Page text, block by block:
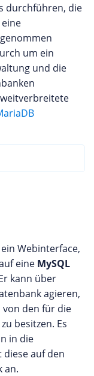
durchführen, die
um ein
und die
Webinterface,
eine MySQL
kann über
agieren,
den für die
besitzen. Es
in die
auf den
an.